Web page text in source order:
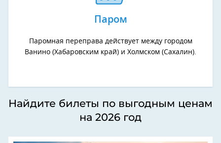
Паром
Паромная переправа действует между городом
Ванино (Хабаровским край) и Холмском (Сахалин).
Найдите билеты по выгодным ценам
на 2026 год